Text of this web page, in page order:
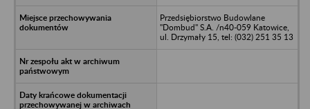
Przedsiębiorstwo Budowlane
"Dombud" S.A. /n40-059 Katowice,
ul. Drzymały 15, tel: (032) 251 35 13